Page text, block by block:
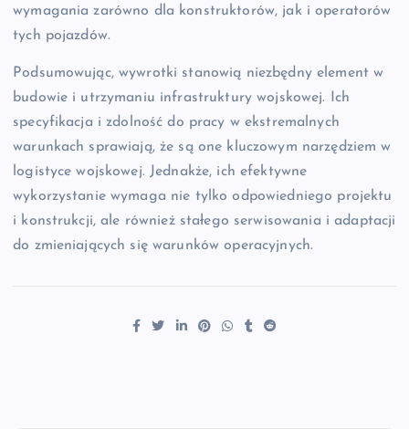
wymagania zarówno dla konstruktorów, jak i operatorów
tych pojazdów.
Podsumowując, wywrotki stanowią niezbędny element w
budowie i utrzymaniu infrastruktury wojskowej. Ich
specyfikacja i zdolność do pracy w ekstremalnych
warunkach sprawiają, że są one kluczowym narzędziem w
logistyce wojskowej. Jednakże, ich efektywne
wykorzystanie wymaga nie tylko odpowiedniego projektu
i konstrukcji, ale również stałego serwisowania i adaptacji
do zmieniających się warunków operacyjnych.